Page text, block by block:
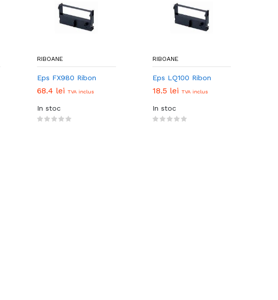
RIBOANE
Eps FX980 Ribon
68.4 lei TVA inclus
In stoc
RIBOANE
Eps LQ100 Ribon
18.5 lei TVA inclus
In stoc